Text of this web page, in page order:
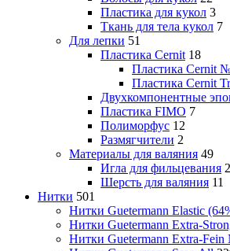
Пластика для кукол 3
Ткань для тела кукол 7
Для лепки 51
Пластика Cernit 18
Пластика Cernit
Пластика Cernit
Двухкомпонентные
Пластика FIMO 7
Полиморфус 12
Размягчители 2
Материалы для валяния 49
Игла для фильцевания
Шерсть для валяния 11
Нитки 501
Нитки Guetermann Elastic
Нитки Guetermann Extra-
Нитки Guetermann Extra-